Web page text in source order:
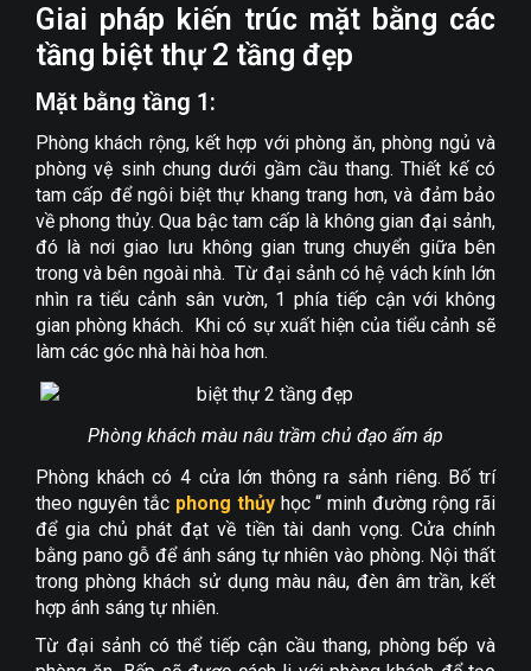
Giai pháp kiến trúc mặt bằng các
tầng biệt thự 2 tầng đẹp
Mặt bằng tầng 1:
Phòng khách rộng, kết hợp với phòng ăn, phòng ngủ và
phòng vệ sinh chung dưới gầm cầu thang. Thiết kế có
tam cấp để ngôi biệt thự khang trang hơn, và đảm bảo
về phong thủy. Qua bậc tam cấp là không gian đại sảnh,
đó là nơi giao lưu không gian trung chuyển giữa bên
trong và bên ngoài nhà. Từ đại sảnh có hệ vách kính lớn
nhìn ra tiểu cảnh sân vườn, 1 phía tiếp cận với không
gian phòng khách. Khi có sự xuất hiện của tiểu cảnh sẽ
làm các góc nhà hài hòa hơn.
Phòng khách màu nâu trầm chủ đạo ấm áp
Phòng khách có 4 cửa lớn thông ra sảnh riêng. Bố trí
theo nguyên tắc phong thủyhọc “ minh đường rộng rãi
để gia chủ phát đạt về tiền tài danh vọng. Cửa chính
bằng pano gỗ để ánh sáng tự nhiên vào phòng. Nội thất
trong phòng khách sử dụng màu nâu, đèn âm trần, kết
hợp ánh sáng tự nhiên.
Từ đại sảnh có thể tiếp cận cầu thang, phòng bếp và